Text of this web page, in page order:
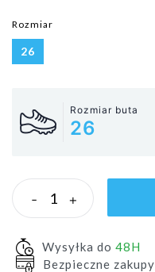
Rozmiar
26
Rozmiar buta
26
- +
Wysyłka do 48H
Bezpieczne zakupy